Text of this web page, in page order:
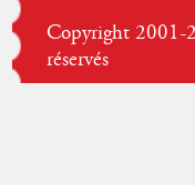
Copyright 2001-
réservés